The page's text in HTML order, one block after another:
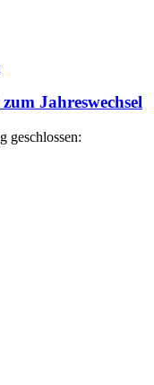
Jahreswechsel
geschlossen: